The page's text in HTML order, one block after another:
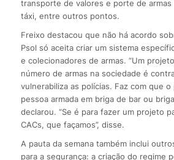
transporte de valores e porte de armas
táxi, entre outros pontos.
Freixo destacou que não há acordo
Psol só aceita criar um sistema
e colecionadores de armas. “Um
número de armas na sociedade é
vulnerabiliza as polícias. Faz com que
pessoa armada em briga de bar ou
declarou. “Se é para fazer um projeto
CACs, que façamos”, disse.
A pauta da semana também inclui
para a segurança: a criação do regime